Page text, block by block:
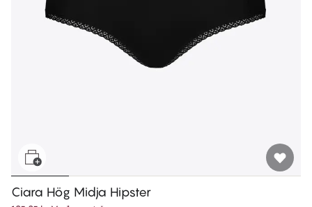
Ciara Hög Midja Hipster